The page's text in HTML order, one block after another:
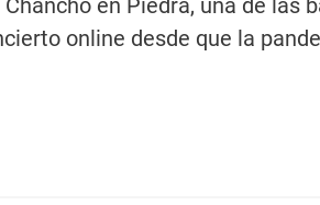
en Piedra, una de las
online desde que la